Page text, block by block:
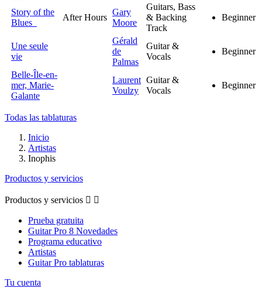
Story of the
Blues
After Hours
Gary
Moore
Guitars, Bass
& Backing
Track
Beginner
Une seule
vie
Gérald
de
Palmas
Guitar &
Vocals
Beginner
Belle-Île-en-
mer, Marie-
Galante
Laurent
Voulzy
Guitar &
Vocals
Beginner
Todas las tablaturas
Inicio
Artistas
Inophis
Productos y servicios
Productos y servicios  
Prueba gratuita
Guitar Pro 8 Novedades
Programa educativo
Artistas
Guitar Pro tablaturas
Tu cuenta